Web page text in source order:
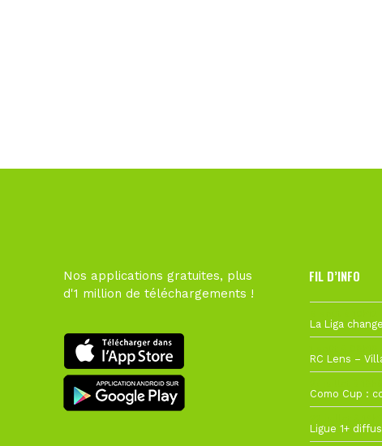
Nos applications gratuites, plus
d'1 million de téléchargements !
FIL D’INFO